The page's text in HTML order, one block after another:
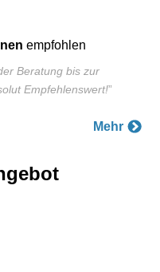
empfohlen
Beratung bis zur
Empfehlenswert!”
Mehr